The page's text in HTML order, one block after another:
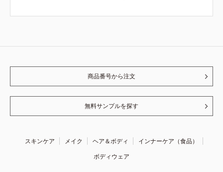
商品番号から注文
無料サンプルを探す
スキンケア メイク ヘア＆ボディ
インナーケア（食品）
ボディウェア